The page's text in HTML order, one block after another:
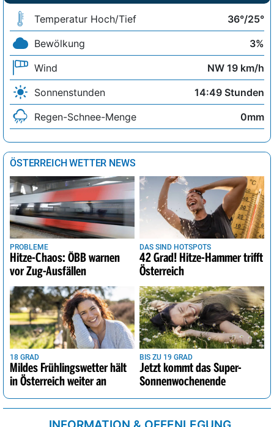
Temperatur Hoch/Tief
36°/25°
Bewölkung
3%
Wind
NW 19 km/h
Sonnenstunden
14:49 Stunden
Regen-Schnee-Menge
0mm
ÖSTERREICH WETTER NEWS
PROBLEME
Hitze-Chaos: ÖBB warnen
vor Zug-Ausfällen
DAS SIND HOTSPOTS
42 Grad! Hitze-Hammer trifft
Österreich
18 GRAD
Mildes Frühlingswetter hält
in Österreich weiter an
BIS ZU 19 GRAD
Jetzt kommt das Super-
Sonnenwochenende